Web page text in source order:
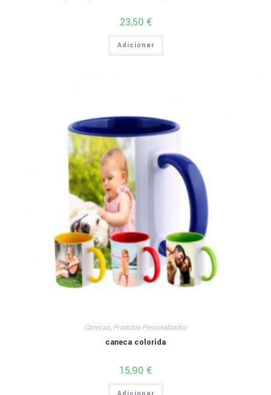
23,50 €
Adicionar
Canecas, Produtos Personalizados
caneca colorida
15,90 €